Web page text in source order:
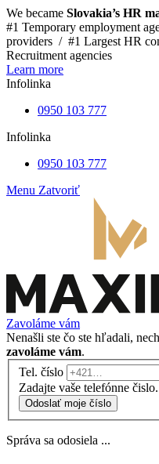
We became Slovakia’s HR
#1 Temporary employment
providers / #1 Largest HR
Recruitment agencies
Learn more
Infolinka
0950 103 777
Infolinka
0950 103 777
Menu Zatvoriť
Zavoláme vám
Nenašli ste čo ste hľadali,
zavoláme vám.
Tel. číslo
Zadajte vaše telefónne čislo.
Odoslať moje číslo
Správa sa odosiela ...